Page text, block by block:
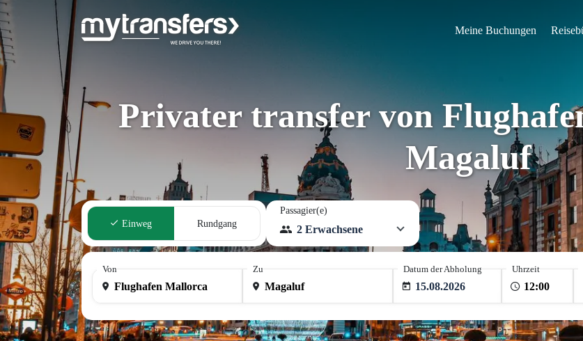
Meine Buchungen
Privater transfer von
Magaluf
Einweg Rundgang
Passagier(e)
2 Erwachsene
Von Zu Datum der Abholung
15.08.2026
Uhrzeit